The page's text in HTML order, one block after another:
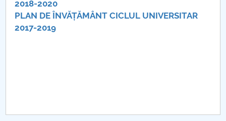
Studenți
Ghiduri pentru STUDENȚI
2018-2020
PLAN DE ÎNVĂȚĂMÂNT CICLUL UNIVERSITAR
2017-2019